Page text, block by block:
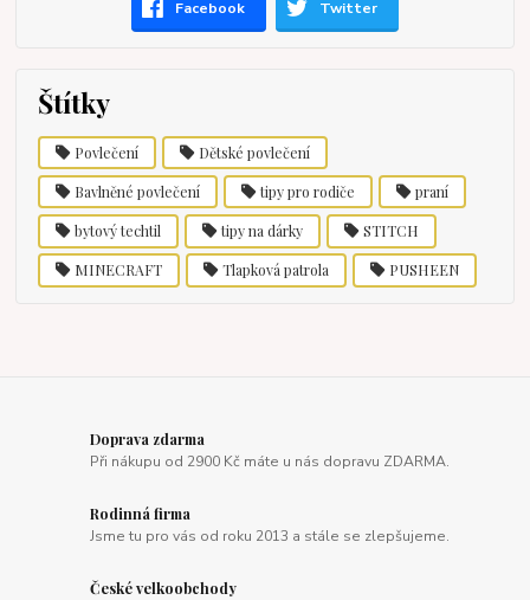
Facebook Twitter
Štítky
Povlečení Dětské povlečení
Bavlněné povlečení tipy pro rodiče praní
bytový techtil tipy na dárky STITCH
MINECRAFT Tlapková patrola PUSHEEN
Doprava zdarma
Při nákupu od 2900 Kč máte u nás dopravu ZDARMA.
Rodinná firma
Jsme tu pro vás od roku 2013 a stále se zlepšujeme.
České velkoobchody